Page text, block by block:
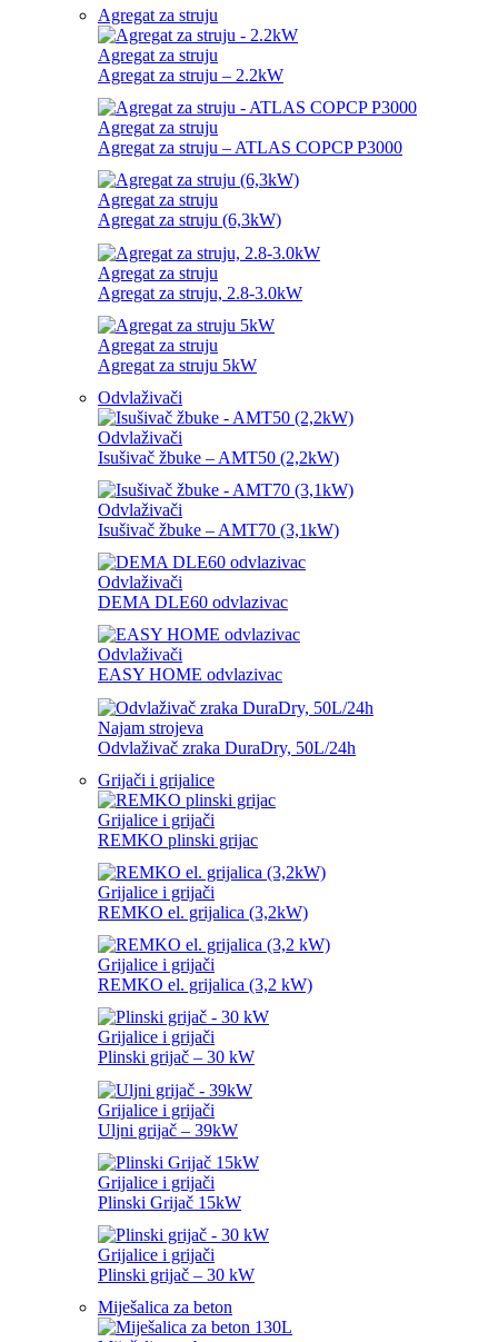
Agregat za struju
Agregat za struju
Agregat za struju – 2.2kW
Agregat za struju
Agregat za struju – ATLAS COPCP P3000
Agregat za struju
Agregat za struju (6,3kW)
Agregat za struju
Agregat za struju, 2.8-3.0kW
Agregat za struju
Agregat za struju 5kW
Odvlaživači
Odvlaživači
Isušivač žbuke – AMT50 (2,2kW)
Odvlaživači
Isušivač žbuke – AMT70 (3,1kW)
Odvlaživači
DEMA DLE60 odvlazivac
Odvlaživači
EASY HOME odvlazivac
Najam strojeva
Odvlaživač zraka DuraDry, 50L/24h
Grijači i grijalice
Grijalice i grijači
REMKO plinski grijac
Grijalice i grijači
REMKO el. grijalica (3,2kW)
Grijalice i grijači
REMKO el. grijalica (3,2 kW)
Grijalice i grijači
Plinski grijač – 30 kW
Grijalice i grijači
Uljni grijač – 39kW
Grijalice i grijači
Plinski Grijač 15kW
Grijalice i grijači
Plinski grijač – 30 kW
Miješalica za beton